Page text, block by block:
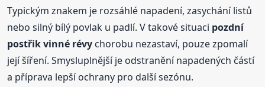
Typickým znakem je rozsáhlé napadení, zasychání listů
nebo silný bílý povlak u padlí. V takové situaci pozdní
postřik vinné révy chorobu nezastaví, pouze zpomalí
její šíření. Smysluplnější je odstranění napadených částí
a příprava lepší ochrany pro další sezónu.